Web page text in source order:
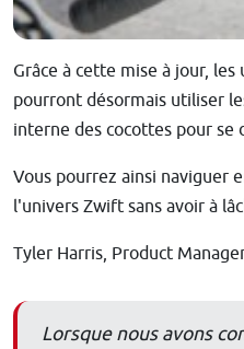
Grâce à cette mise à jour,
pourront désormais utiliser
interne des cocottes pour
Vous pourrez ainsi naviguer
l'univers Zwift sans avoir à
Tyler Harris, Product
Lorsque nous avons